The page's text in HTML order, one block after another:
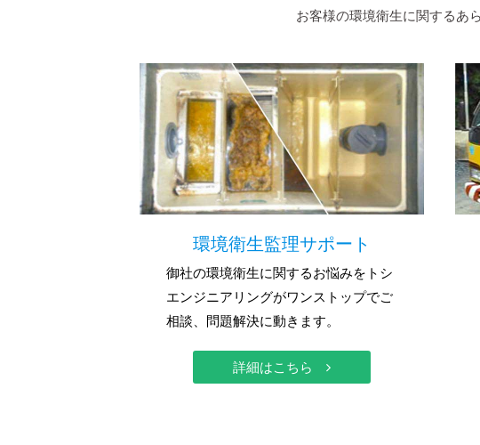
お客様の環境衛生に関するあ
環境衛生監理サポート
御社の環境衛生に関するお悩みをトシ
エンジニアリングがワンストップでご
相談、問題解決に動きます。
詳細はこちら